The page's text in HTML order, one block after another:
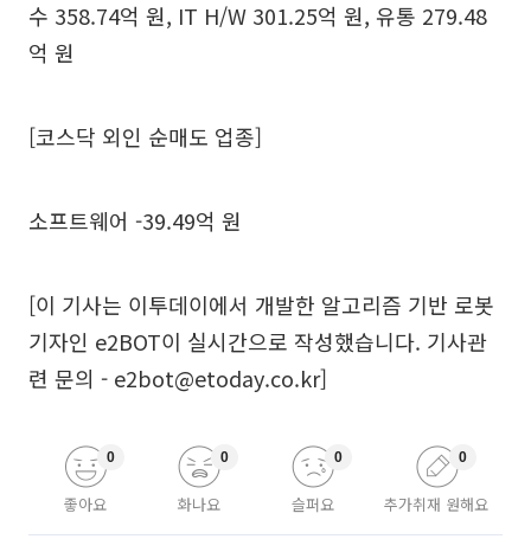
수 358.74억 원, IT H/W 301.25억 원, 유통 279.48
억 원
[코스닥 외인 순매도 업종]
소프트웨어 -39.49억 원
[이 기사는 이투데이에서 개발한 알고리즘 기반 로봇
기자인 e2BOT이 실시간으로 작성했습니다. 기사관
련 문의 - e2bot@etoday.co.kr]
좋아요
0
화나요
0
슬퍼요
0
추가취재 원해요
0